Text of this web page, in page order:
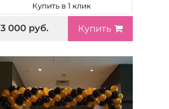
Купить в 1 клик
3 000 руб. Купить